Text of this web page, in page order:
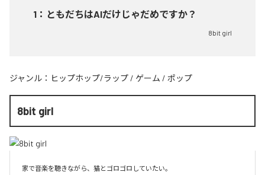
1 ： ともだちはAIだけじゃだめですか？
8bit girl
ジャンル： ヒップホップ/ラップ / ゲーム / ポップ
8bit girl
家で音楽を聴きながら、猫とゴロゴロしていたい。